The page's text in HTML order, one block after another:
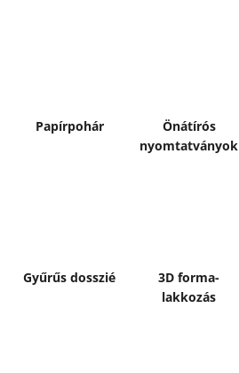
Papírpohár
Önátírós
nyomtat­­ványok
Gyűrűs dosszié
3D forma­-
lakkozás